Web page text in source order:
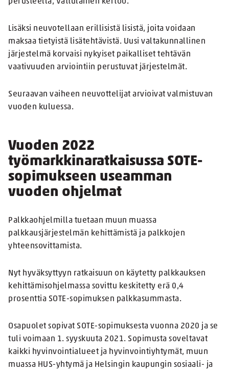
Lisäksi neuvotellaan erillisistä lisistä, joita voidaan
maksaa tietyistä lisätehtävistä. Uusi valtakunnallinen
järjestelmä korvaisi nykyiset paikalliset tehtävän
vaativuuden arviointiin perustuvat järjestelmät.
Seuraavan vaiheen neuvottelijat arvioivat valmistuvan
vuoden kuluessa.
Vuoden 2022
työmarkkinaratkaisussa SOTE-
sopimukseen useamman
vuoden ohjelmat
Palkkaohjelmilla tuetaan muun muassa
palkkausjärjestelmän kehittämistä ja palkkojen
yhteensovittamista.
Nyt hyväksyttyyn ratkaisuun on käytetty palkkauksen
kehittämisohjelmassa sovittu keskitetty erä 0,4
prosenttia SOTE-sopimuksen palkkasummasta.
Osapuolet sopivat SOTE-sopimuksesta vuonna 2020 ja se
tuli voimaan 1. syyskuuta 2021. Sopimusta soveltavat
kaikki hyvinvointialueet ja hyvinvointiyhtymät, muun
muassa HUS-yhtymä ja Helsingin kaupungin sosiaali- ja